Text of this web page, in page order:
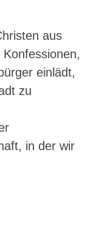
aus
einlädt,
zu
in der wir